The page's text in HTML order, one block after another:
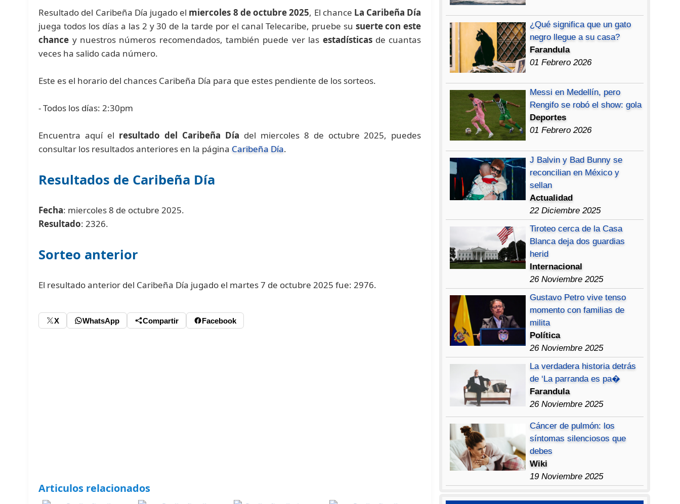
Resultado del Caribeña Día jugado el miercoles 8 de octubre 2025, El chance La Caribeña Día
juega todos los días a las 2 y 30 de la tarde por el canal Telecaribe, pruebe su suerte con este
chance y nuestros números recomendados, también puede ver las estadísticas de cuantas
veces ha salido cada número.
Este es el horario del chances Caribeña Día para que estes pendiente de los sorteos.
- Todos los días: 2:30pm
Encuentra aquí el resultado del Caribeña Día del miercoles 8 de octubre 2025, puedes
consultar los resultados anteriores en la página Caribeña Día.
Resultados de Caribeña Día
Fecha: miercoles 8 de octubre 2025.
Resultado: 2326.
Sorteo anterior
El resultado anterior del Caribeña Día jugado el martes 7 de octubre 2025 fue: 2976.
X WhatsApp Compartir Facebook
Articulos relacionados
¿Qué significa que un gato
negro llegue a su casa?
Farandula
01 Febrero 2026
Messi en Medellín, pero
Rengifo se robó el show: gola
Deportes
01 Febrero 2026
J Balvin y Bad Bunny se
reconcilian en México y
sellan
Actualidad
22 Diciembre 2025
Tiroteo cerca de la Casa
Blanca deja dos guardias
herid
Internacional
26 Noviembre 2025
Gustavo Petro vive tenso
momento con familias de
milita
Política
26 Noviembre 2025
La verdadera historia detrás
de ‘La parranda es pa�
Farandula
26 Noviembre 2025
Cáncer de pulmón: los
síntomas silenciosos que
debes
Wiki
19 Noviembre 2025